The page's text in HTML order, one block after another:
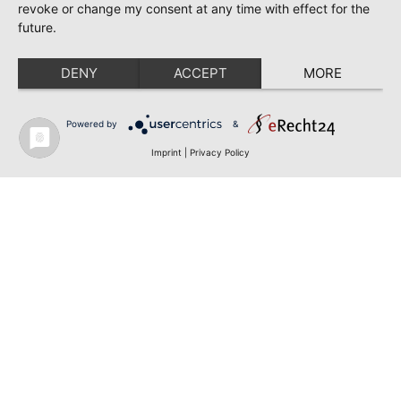
revoke or change my consent at any time with effect for the
future.
DENY ACCEPT MORE
Powered by &
Imprint Privacy Policy